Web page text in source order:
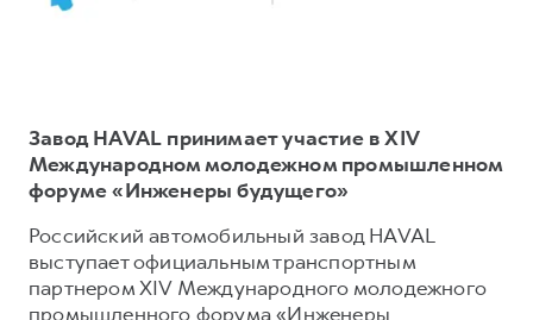
F7
от 2 899 000 ₽
F7X
от 3 599 000 ₽
КРЕДИТ И СТРАХОВАНИЕ
Кредитный калькулятор
Страхование
Кредит
Регламенты технического обслуживания
Электронный ПТС
ПОДДЕРЖКА
GWM Безопасность
Завод HAVAL принимает участие в XIV
Международном молодежном промышленном
форуме «Инженеры будущего»
Российский автомобильный завод HAVAL
выступает официальным транспортным
партнером XIV Международного молодежного
промышленного форума «Инженеры